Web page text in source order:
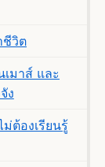
ชีวิต
มาส์ และ
ง
ต้องเรียนรู้